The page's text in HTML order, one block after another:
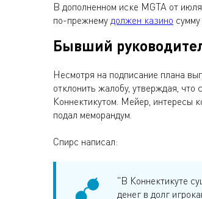
В дополненном иске MGTA от
по-прежнему должен казино
Бывший
Несмотря на подписание плана
отклонить жалобу, утверждая,
Коннектикутом. Мейер, интересы
подал меморандум.
Спирс написал:
"В Коннектикуте
денег в долг